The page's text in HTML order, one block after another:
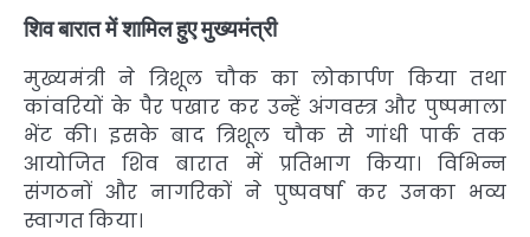
शिव बारात में शामिल हुए मुख्यमंत्री
मुख्यमंत्री ने त्रिशूल चौक का लोकार्पण किया तथा
कांवरियों के पैर पखार कर उन्हें अंगवस्त्र और पुष्पमाला
भेंट की। इसके बाद त्रिशूल चौक से गांधी पार्क तक
आयोजित शिव बारात में प्रतिभाग किया। विभिन्न
संगठनों और नागरिकों ने पुष्पवर्षा कर उनका भव्य
स्वागत किया।